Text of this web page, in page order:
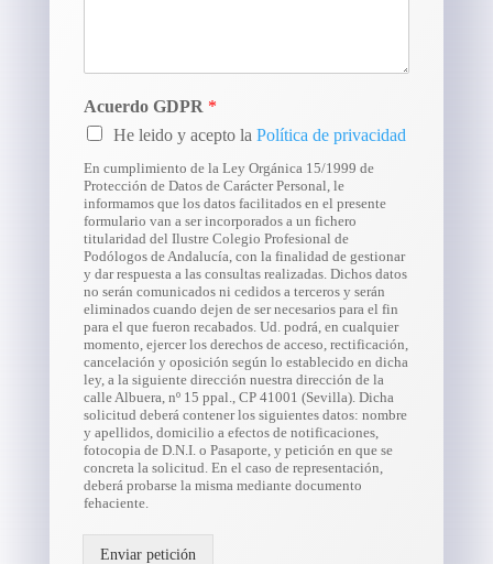
Acuerdo GDPR *
He leido y acepto la Política de privacidad
En cumplimiento de la Ley Orgánica 15/1999 de
Protección de Datos de Carácter Personal, le
informamos que los datos facilitados en el presente
formulario van a ser incorporados a un fichero
titularidad del Ilustre Colegio Profesional de
Podólogos de Andalucía, con la finalidad de gestionar
y dar respuesta a las consultas realizadas. Dichos datos
no serán comunicados ni cedidos a terceros y serán
eliminados cuando dejen de ser necesarios para el fin
para el que fueron recabados. Ud. podrá, en cualquier
momento, ejercer los derechos de acceso, rectificación,
cancelación y oposición según lo establecido en dicha
ley, a la siguiente dirección nuestra dirección de la
calle Albuera, nº 15 ppal., CP 41001 (Sevilla). Dicha
solicitud deberá contener los siguientes datos: nombre
y apellidos, domicilio a efectos de notificaciones,
fotocopia de D.N.I. o Pasaporte, y petición en que se
concreta la solicitud. En el caso de representación,
deberá probarse la misma mediante documento
fehaciente.
Enviar petición